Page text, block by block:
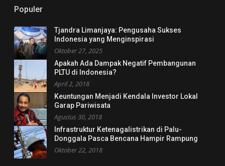
Populer
Tjandra Limanjaya: Pengusaha Sukses
Indonesia yang Menginspirasi
Oktober 27, 2025
Apakah Ada Dampak Negatif Pembangunan
PLTU di Indonesia?
April 2, 2018
Keuntungan Menjadi Kendala Investor Lokal
Garap Pariwisata
Agustus 30, 2018
Infrastruktur Ketenagalistrikan di Palu-
Donggala Pasca Bencana Hampir Rampung
Oktober 22, 2018